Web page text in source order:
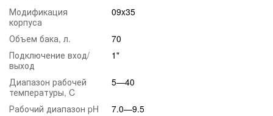
контроллером управления Clack WS 1 CI. Данный
контроллер обладает больших функционалом функций и
возможностей.
Преимущества контроллера Clack WS 1 CI:
Надёжность конструкции и простота в управлении.
Возможность просматривать информации в “реальном
времени” о потоке воды, объёме и времени до
следующей регенерации.
Модификация
корпуса
09x35
Объем бака, л.
70
Подключение вход/
выход
1"
Диапазон рабочей
температуры, C
5—40
Рабочий диапазон pH
7.0—9.5